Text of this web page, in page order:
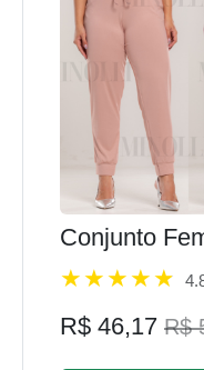
Conjunto
R$ 46,17 R$